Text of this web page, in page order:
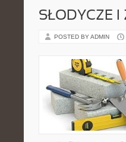
SŁODYCZE I
POSTED BY ADMIN